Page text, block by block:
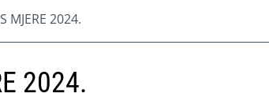
MJERE 2024.
2024.